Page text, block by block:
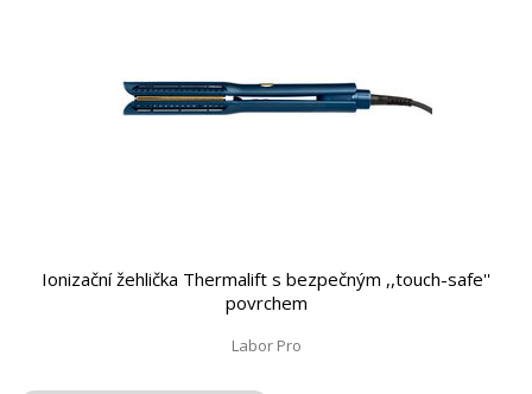
Ionizační žehlička Thermalift s bezpečným ,,touch-safe''
povrchem
Labor Pro